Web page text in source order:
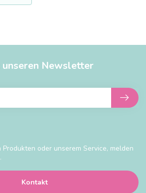
Produkten oder unserem Service, melden
Kontakt
Newsletter